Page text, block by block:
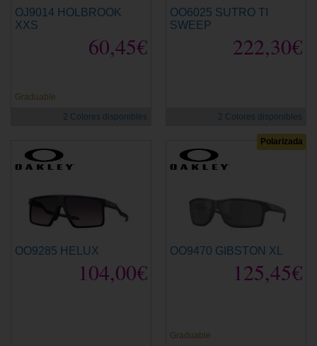
OJ9014 HOLBROOK
XXS
60,45€
Graduable
2 Colores disponibles
OO6025 SUTRO TI
SWEEP
222,30€
2 Colores disponibles
OO9285 HELUX
104,00€
Polarizada
OO9470 GIBSTON XL
125,45€
Graduable